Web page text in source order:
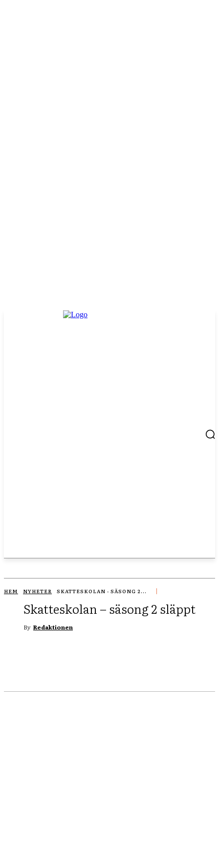
HEM NYHETER SKATTESKOLAN - SÄSONG 2...
Skatteskolan – säsong 2 släppt
By Redaktionen